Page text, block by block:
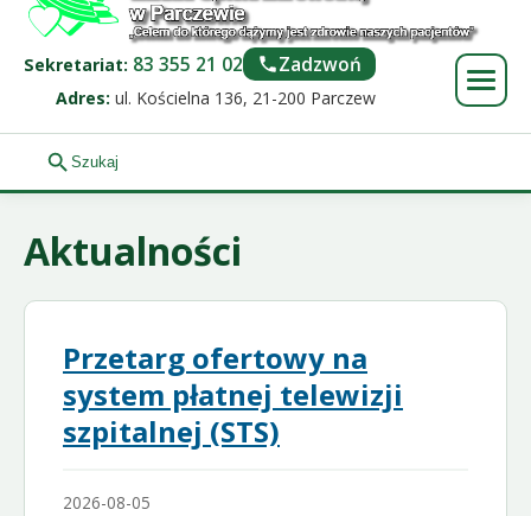
Sekretariat: 83 355 21 02 Zadzwoń
Adres: ul. Kościelna 136, 21-200 Parczew
Aktualności
Przetarg ofertowy na
system płatnej telewizji
szpitalnej (STS)
2026-08-05